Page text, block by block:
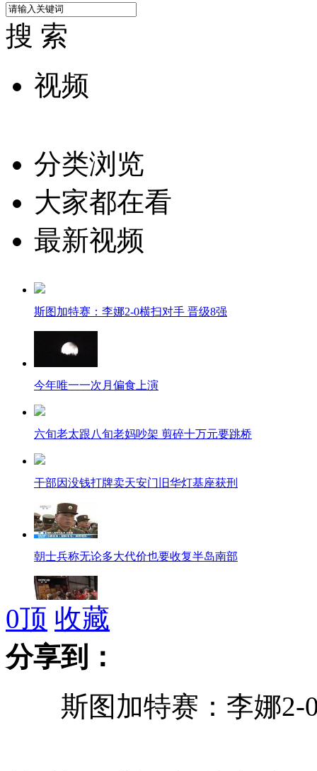
搜 索
视频
分类浏览
大家都在看
最新视频
斯图加特赛：李娜2-0横扫对手 晋级8强
今年唯一一次月偏食上演
六旬老太跟八旬老妈吵架 剪碎十万元要跳桥
干部因没钱打牌卖天安门旧华灯基座获刑
朝士兵称无论多大代价也要收复半岛南部
宝兴地震灾区物资发放：暂住人口与村民等量
江西确诊首例人感染H7N9禽流感病例
0顶 收藏
分享到：
斯图加特赛：李娜2-0